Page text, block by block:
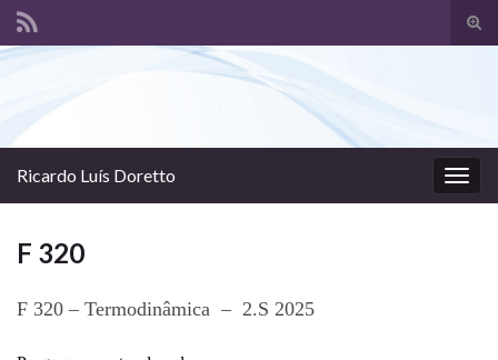
Ricardo Luís Doretto
F 320
F 320 – Termodinâmica – 2.S 2025